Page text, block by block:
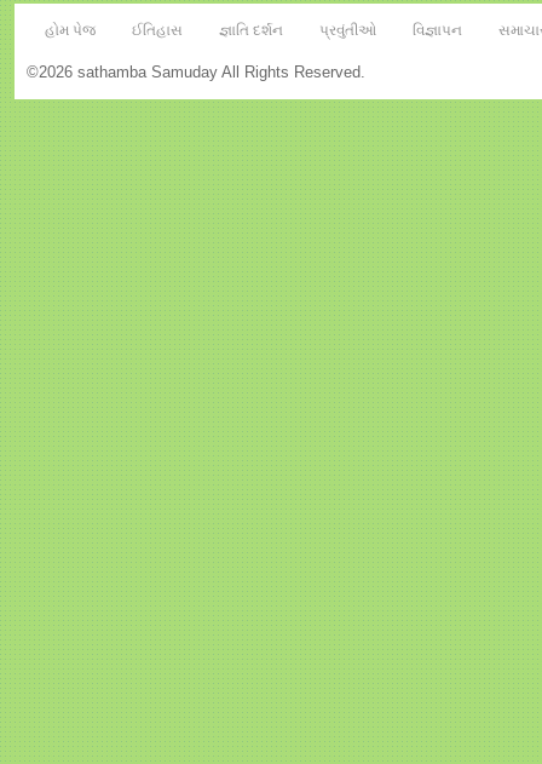
હોમ પેજ ઈતિહાસ જ્ઞાતિ દર્શન પ્રવુંતીઓ વિજ્ઞાપન
©2026 sathamba Samuday All Rights Reserved.